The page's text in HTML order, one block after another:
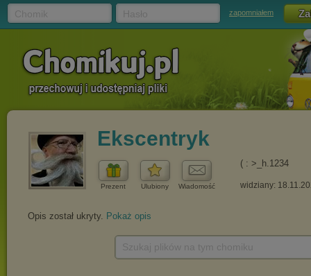
zapomniałem
Ekscentryk
Prezent Ulubiony Wiadomość
( : >_h.1234
widziany:
Opis został ukryty. Pokaż opis